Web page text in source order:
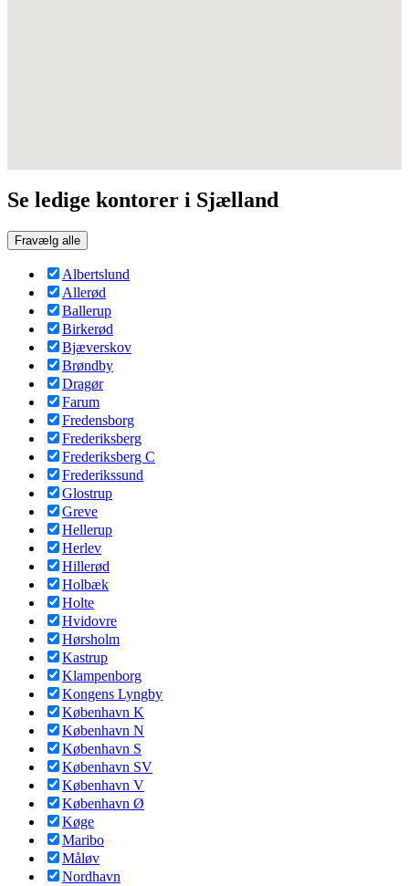
Se ledige kontorer i Sjælland
Fravælg alle
Albertslund
Allerød
Ballerup
Birkerød
Bjæverskov
Brøndby
Dragør
Farum
Fredensborg
Frederiksberg
Frederiksberg C
Frederikssund
Glostrup
Greve
Hellerup
Herlev
Hillerød
Holbæk
Holte
Hvidovre
Hørsholm
Kastrup
Klampenborg
Kongens Lyngby
København K
København N
København S
København SV
København V
København Ø
Køge
Maribo
Måløv
Nordhavn